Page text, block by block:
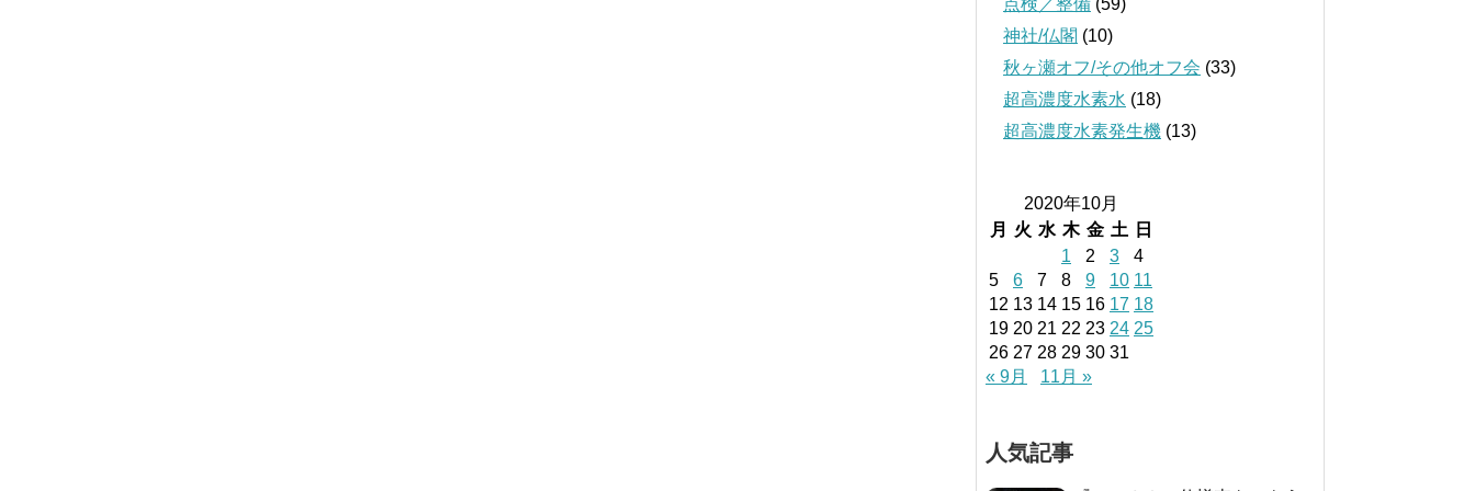
点検／整備 (59)
神社/仏閣 (10)
秋ヶ瀬オフ/その他オフ会 (33)
超高濃度水素水 (18)
超高濃度水素発生機 (13)
2020年10月
月
火 水 木 金 土
日
1
2 3
4
5
6 7 8 9 10 11
12 13 14 15 16 17 18
19 20 21 22 23 24 25
26 27 28 29 30 31
« 9月
11月 »
人気記事